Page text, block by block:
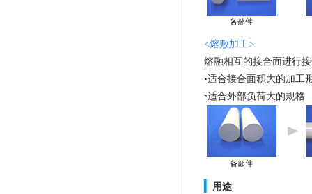
<熔敷加工>
熔融相互的接合面进行
◦适合接合面积大的加工
◦适合外部负荷大的规格
用途